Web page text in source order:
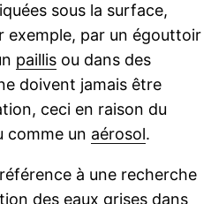
sous la surface,
exemple, par un égouttoir
paillisou dans des
doivent jamais être
ceci en raison du
comme un aérosol.
à une recherche
des eaux grises dans